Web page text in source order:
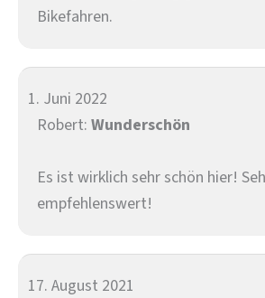
Bikefahren.
1. Juni 2022
Robert: Wunderschön
Es ist wirklich sehr schön hier!
empfehlenswert!
17. August 2021